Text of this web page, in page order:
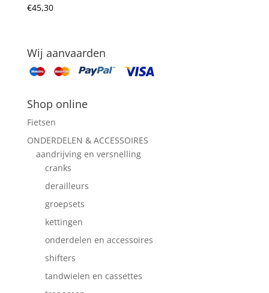
€45,30
Wij aanvaarden
Shop online
Fietsen
ONDERDELEN & ACCESSOIRES
aandrijving en versnelling
cranks
derailleurs
groepsets
kettingen
onderdelen en accessoires
shifters
tandwielen en cassettes